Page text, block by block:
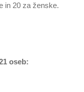
in 20 za ženske.
oseb: